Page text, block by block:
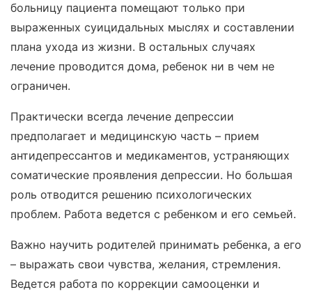
больницу пациента помещают только при
выраженных суицидальных мыслях и составлении
плана ухода из жизни. В остальных случаях
лечение проводится дома, ребенок ни в чем не
ограничен.
Практически всегда лечение депрессии
предполагает и медицинскую часть – прием
антидепрессантов и медикаментов, устраняющих
соматические проявления депрессии. Но большая
роль отводится решению психологических
проблем. Работа ведется с ребенком и его семьей.
Важно научить родителей принимать ребенка, а его
– выражать свои чувства, желания, стремления.
Ведется работа по коррекции самооценки и